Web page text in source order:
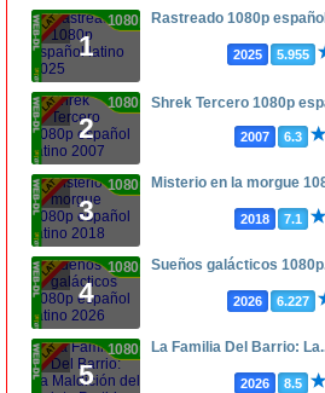
1
1080p Rastreado 1080p
2025 5.955
2
1080p Shrek Tercero 1080p
2007 6.3
3
1080p Misterio en la morgue
2018 7.1
4
1080p Sueños galácticos
2026 6.227
5
1080p La Familia Del Barrio:
2026 8.5